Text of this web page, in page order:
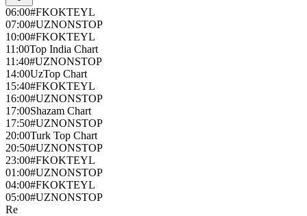
06:00#FKOKTEYL
07:00#UZNONSTOP
10:00#FKOKTEYL
11:00Top India Chart
11:40#UZNONSTOP
14:00UzTop Chart
15:40#FKOKTEYL
16:00#UZNONSTOP
17:00Shazam Chart
17:50#UZNONSTOP
20:00Turk Top Chart
20:50#UZNONSTOP
23:00#FKOKTEYL
01:00#UZNONSTOP
04:00#FKOKTEYL
05:00#UZNONSTOP
Re